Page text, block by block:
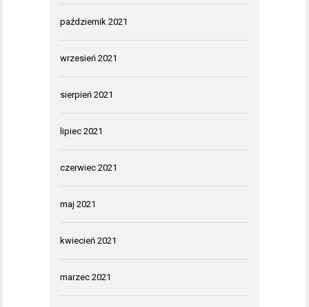
październik 2021
wrzesień 2021
sierpień 2021
lipiec 2021
czerwiec 2021
maj 2021
kwiecień 2021
marzec 2021